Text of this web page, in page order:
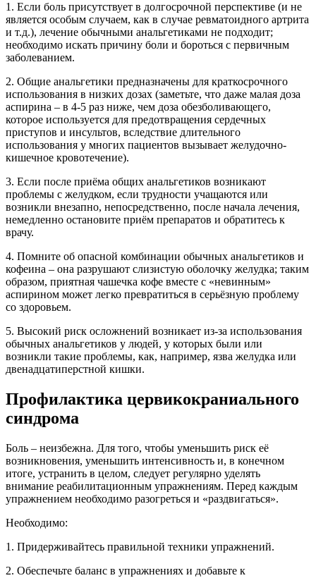
1. Если боль присутствует в долгосрочной перспективе (и не
является особым случаем, как в случае ревматоидного артрита
и т.д.), лечение обычными анальгетиками не подходит;
необходимо искать причину боли и бороться с первичным
заболеванием.
2. Общие анальгетики предназначены для краткосрочного
использования в низких дозах (заметьте, что даже малая доза
аспирина – в 4-5 раз ниже, чем доза обезболивающего,
которое используется для предотвращения сердечных
приступов и инсультов, вследствие длительного
использования у многих пациентов вызывает желудочно-
кишечное кровотечение).
3. Если после приёма общих анальгетиков возникают
проблемы с желудком, если трудности учащаются или
возникли внезапно, непосредственно, после начала лечения,
немедленно остановите приём препаратов и обратитесь к
врачу.
4. Помните об опасной комбинации обычных анальгетиков и
кофеина – она разрушают слизистую оболочку желудка; таким
образом, приятная чашечка кофе вместе с «невинным»
аспирином может легко превратиться в серьёзную проблему
со здоровьем.
5. Высокий риск осложнений возникает из-за использования
обычных анальгетиков у людей, у которых были или
возникли такие проблемы, как, например, язва желудка или
двенадцатиперстной кишки.
Профилактика цервикокраниального
синдрома
Боль – неизбежна. Для того, чтобы уменьшить риск её
возникновения, уменьшить интенсивность и, в конечном
итоге, устранить в целом, следует регулярно уделять
внимание реабилитационным упражнениям. Перед каждым
упражнением необходимо разогреться и «раздвигаться».
Необходимо:
1. Придерживайтесь правильной техники упражнений.
2. Обеспечьте баланс в упражнениях и добавьте к